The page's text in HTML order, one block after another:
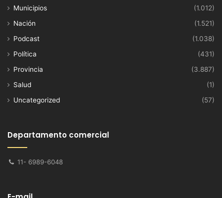
Municipios
(1.012)
Nación
(1.521)
Podcast
(1.038)
Política
(431)
Provincia
(3.887)
Salud
(1)
Uncategorized
(57)
Departamento comercial
11- 6989-6048